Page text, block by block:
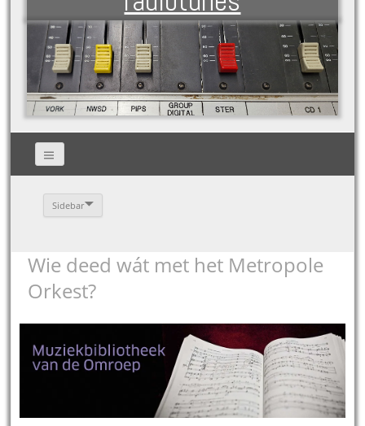
Sidebar
Wie deed wát met het Metropole
Orkest?